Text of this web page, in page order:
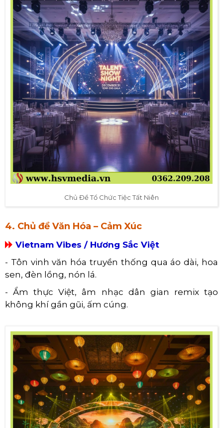
Chủ Đề Tổ Chức Tiệc Tất Niên
4. Chủ đề Văn Hóa – Cảm Xúc
Vietnam Vibes / Hương Sắc Việt
- Tôn vinh văn hóa truyền thống qua áo dài, hoa
sen, đèn lồng, nón lá.
- Ẩm thực Việt, âm nhạc dân gian remix tạo
không khí gần gũi, ấm cúng.